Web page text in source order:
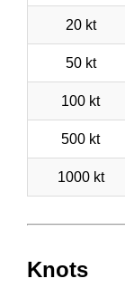
20 kt
50 kt
100 kt
500 kt
1000 kt
Knots